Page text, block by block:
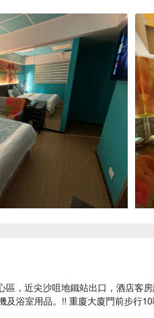
區，近尖沙咀地鐵站出口，酒店客
及浴室用品。!! 重廈大廈門前步行